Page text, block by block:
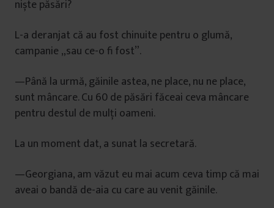
niște păsări?
L-a deranjat că au fost chinuite pentru o glumă,
campanie „sau ce-o fi fost”.
—Până la urmă, găinile astea, ne place, nu ne place,
sunt mâncare. Cu 60 de păsări făceai ceva mâncare
pentru destul de mulți oameni.
La un moment dat, a sunat la secretară.
—Georgiana, am văzut eu mai acum ceva timp că mai
aveai o bandă de-aia cu care au venit găinile.